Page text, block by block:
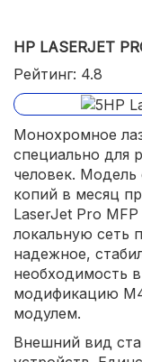
HP LASERJET
Рейтинг: 4.8
Монохромное
специально для
человек. Модель
копий в месяц
LaserJet Pro
локальную сеть
надежное,
необходимость
модификацию
модулем.
Внешний вид